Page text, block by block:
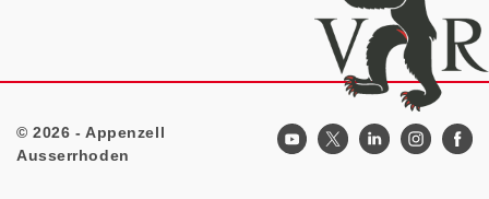
Footer
© 2026 - Appenzell
Ausserrhoden